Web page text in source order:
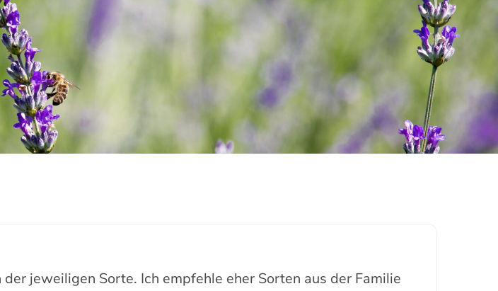
jeweiligen Sorte. Ich empfehle eher Sorten aus der Familie